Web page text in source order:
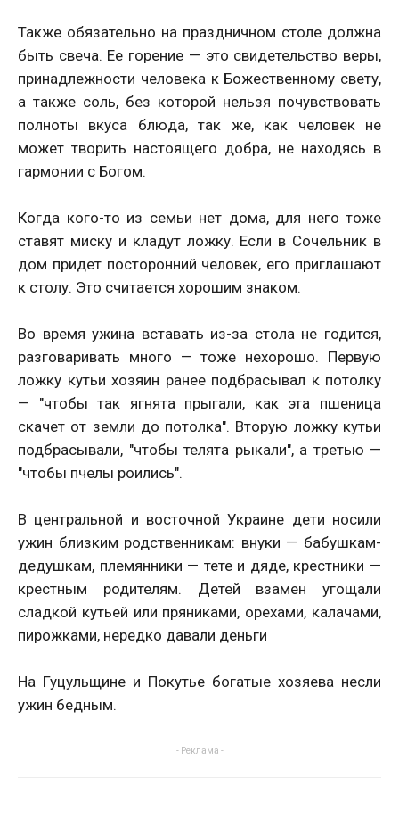
Также обязательно на праздничном столе должна
быть свеча. Ее горение — это свидетельство веры,
принадлежности человека к Божественному свету,
а также соль, без которой нельзя почувствовать
полноты вкуса блюда, так же, как человек не
может творить настоящего добра, не находясь в
гармонии с Богом.
Когда кого-то из семьи нет дома, для него тоже
ставят миску и кладут ложку. Если в Сочельник в
дом придет посторонний человек, его приглашают
к столу. Это считается хорошим знаком.
Во время ужина вставать из-за стола не годится,
разговаривать много — тоже нехорошо. Первую
ложку кутьи хозяин ранее подбрасывал к потолку
— "чтобы так ягнята прыгали, как эта пшеница
скачет от земли до потолка". Вторую ложку кутьи
подбрасывали, "чтобы телята рыкали", а третью —
"чтобы пчелы роились".
В центральной и восточной Украине дети носили
ужин близким родственникам: внуки — бабушкам-
дедушкам, племянники — тете и дяде, крестники —
крестным родителям. Детей взамен угощали
сладкой кутьей или пряниками, орехами, калачами,
пирожками, нередко давали деньги
На Гуцульщине и Покутье богатые хозяева несли
ужин бедным.
- Реклама -